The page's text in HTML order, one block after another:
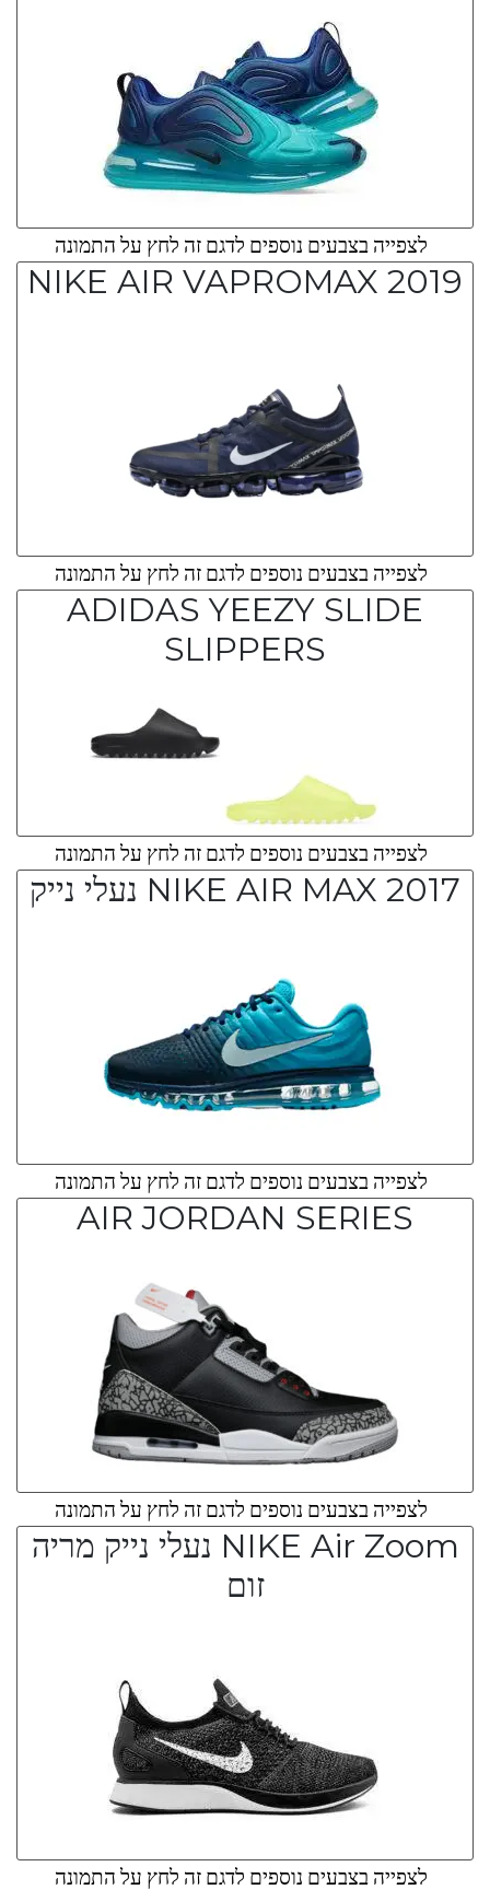
לצפייה בצבעים נוספים לדגם זה לחץ על התמונה
NIKE AIR VAPROMAX 2019
לצפייה בצבעים נוספים לדגם זה לחץ על התמונה
ADIDAS YEEZY SLIDE
SLIPPERS
לצפייה בצבעים נוספים לדגם זה לחץ על התמונה
NIKE AIR MAX 2017 נעלי נייק
לצפייה בצבעים נוספים לדגם זה לחץ על התמונה
AIR JORDAN SERIES
לצפייה בצבעים נוספים לדגם זה לחץ על התמונה
NIKE Air Zoom נעלי נייק מריה
זום
לצפייה בצבעים נוספים לדגם זה לחץ על התמונה